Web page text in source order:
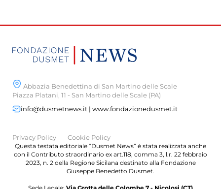
Abbazia Benedettina di San Martino delle Scale
Piazza Platani, 11 - San Martino delle Scale (PA)
info@dusmetnews.it | www.fondazionedusmet.it
Privacy Policy Cookie Policy
Questa testata editoriale “Dusmet News” è stata realizzata anche
con il Contributo straordinario ex art.118, comma 3, l.r. 22 febbraio
2023, n. 2 della Regione Sicilana destinato alla Fondazione
Giuseppe Benedetto Dusmet.